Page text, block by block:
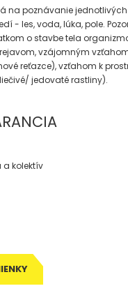
na poznávanie
- les, voda, lúka, pole.
o stavbe tela
vzájomným
reťazce), vzťahom k
jedovaté rastliny).
a kolektív